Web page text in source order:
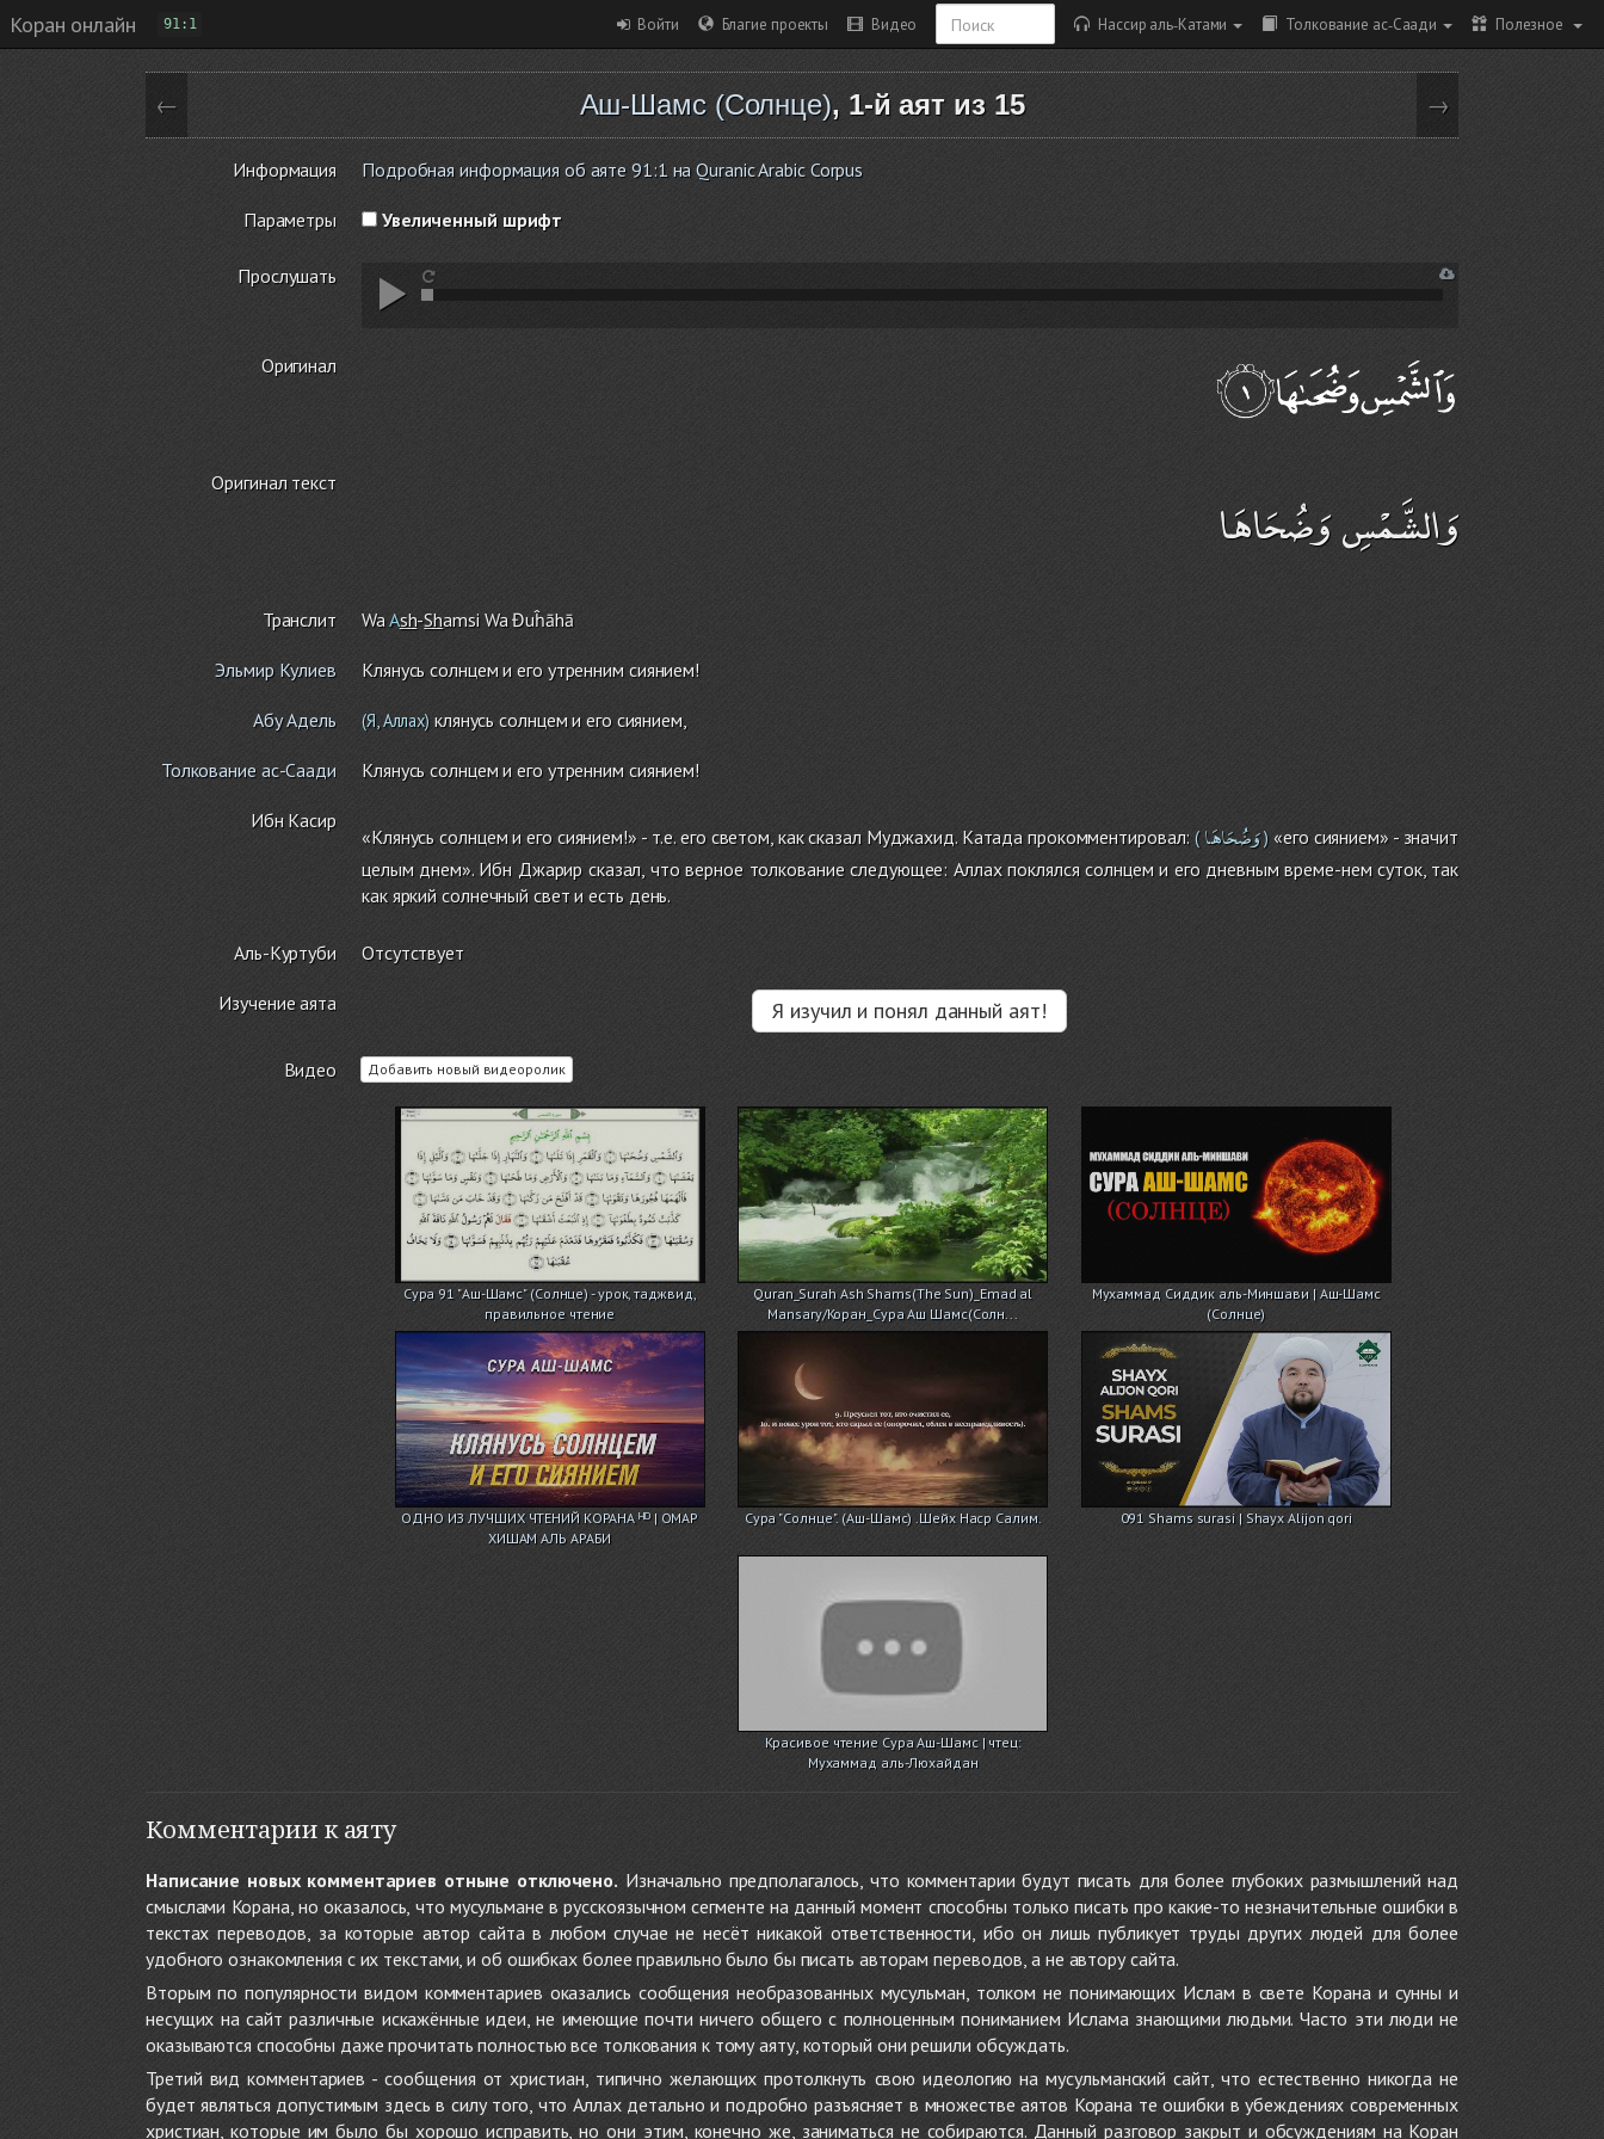
Коран онлайн 91:1 Войти Благие проекты Видео Нассир аль-Катами Толкование ас-Саади Полезное
← Аш-Шамс (Солнце), 1-й аят из 15 →
Информация Подробная информация об аяте 91:1 на Quranic Arabic Corpus
Параметры Увеличенный шрифт
Прослушать
Оригинал
Оригинал текст
وَالشَّمْسِ وَضُحَاهَا
Транслит WaAsh-Shamsi Wa Đuĥāhā
Эльмир Кулиев Клянусь солнцем и его утренним сиянием!
Абу Адель (Я, Аллах) клянусь солнцем и его сиянием,
Толкование ас-Саади Клянусь солнцем и его утренним сиянием!
Ибн Касир
«Клянусь солнцем и его сиянием!» - т.е. его светом, как сказал Муджахид. Катада прокомментировал: ( وَضُحَاهَا) «его сиянием» - значит
целым днем». Ибн Джарир сказал, что верное толкование следующее: Аллах поклялся солнцем и его дневным време-нем суток, так
как яркий солнечный свет и есть день.
Аль-Куртуби Отсутствует
Изучение аята Я изучил и понял данный аят!
Видео Добавить новый видеоролик
Сура 91 "Аш-Шамс" (Солнце) - урок, таджвид,
правильное чтение
Quran_Surah Ash Shams(The Sun)_Emad al
Mansary/Коран_Сура Аш Шамс(Солн...
Мухаммад Сиддик аль-Миншави | Аш-Шамс
(Солнце)
ОДНО ИЗ ЛУЧШИХ ЧТЕНИЙ КОРАНА ᴴᴰ | ОМАР
ХИШАМ АЛЬ АРАБИ
Сура "Солнце". (Аш-Шамс) .Шейх Наср Салим. 091 Shams surasi | Shayx Alijon qori
Красивое чтение Сура Аш-Шамс | чтец:
Мухаммад аль-Люхайдан
Комментарии к аяту
Написание новых комментариев отныне отключено. Изначально предполагалось, что комментарии будут писать для более глубоких размышлений над
смыслами Корана, но оказалось, что мусульмане в русскоязычном сегменте на данный момент способны только писать про какие-то незначительные ошибки в
текстах переводов, за которые автор сайта в любом случае не несёт никакой ответственности, ибо он лишь публикует труды других людей для более
удобного ознакомления с их текстами, и об ошибках более правильно было бы писать авторам переводов, а не автору сайта.
Вторым по популярности видом комментариев оказались сообщения необразованных мусульман, толком не понимающих Ислам в свете Корана и сунны и
несущих на сайт различные искажённые идеи, не имеющие почти ничего общего с полноценным пониманием Ислама знающими людьми. Часто эти люди не
оказываются способны даже прочитать полностью все толкования к тому аяту, который они решили обсуждать.
Третий вид комментариев - сообщения от христиан, типично желающих протолкнуть свою идеологию на мусульманский сайт, что естественно никогда не
будет являться допустимым здесь в силу того, что Аллах детально и подробно разъясняет в множестве аятов Корана те ошибки в убеждениях современных
христиан, которые им было бы хорошо исправить, но они этим, конечно же, заниматься не собираются. Данный разговор закрыт и обсуждениям на Коран